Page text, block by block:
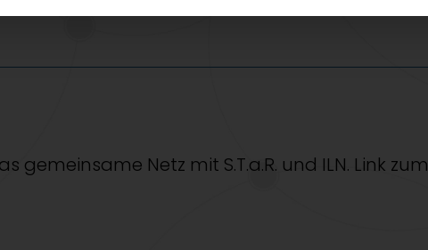
Netz mit S.T.a.R. und ILN. Link